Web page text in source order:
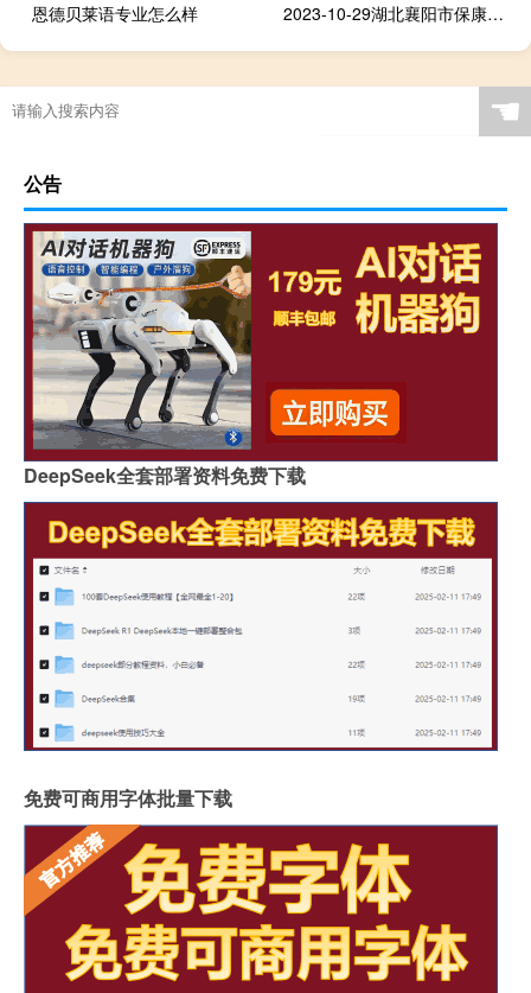
恩德贝莱语专业怎么样
2023-10-29湖北襄阳市保康县(松树菌)的报价是多少
☚
公告
DeepSeek全套部署资料免费下载
免费可商用字体批量下载